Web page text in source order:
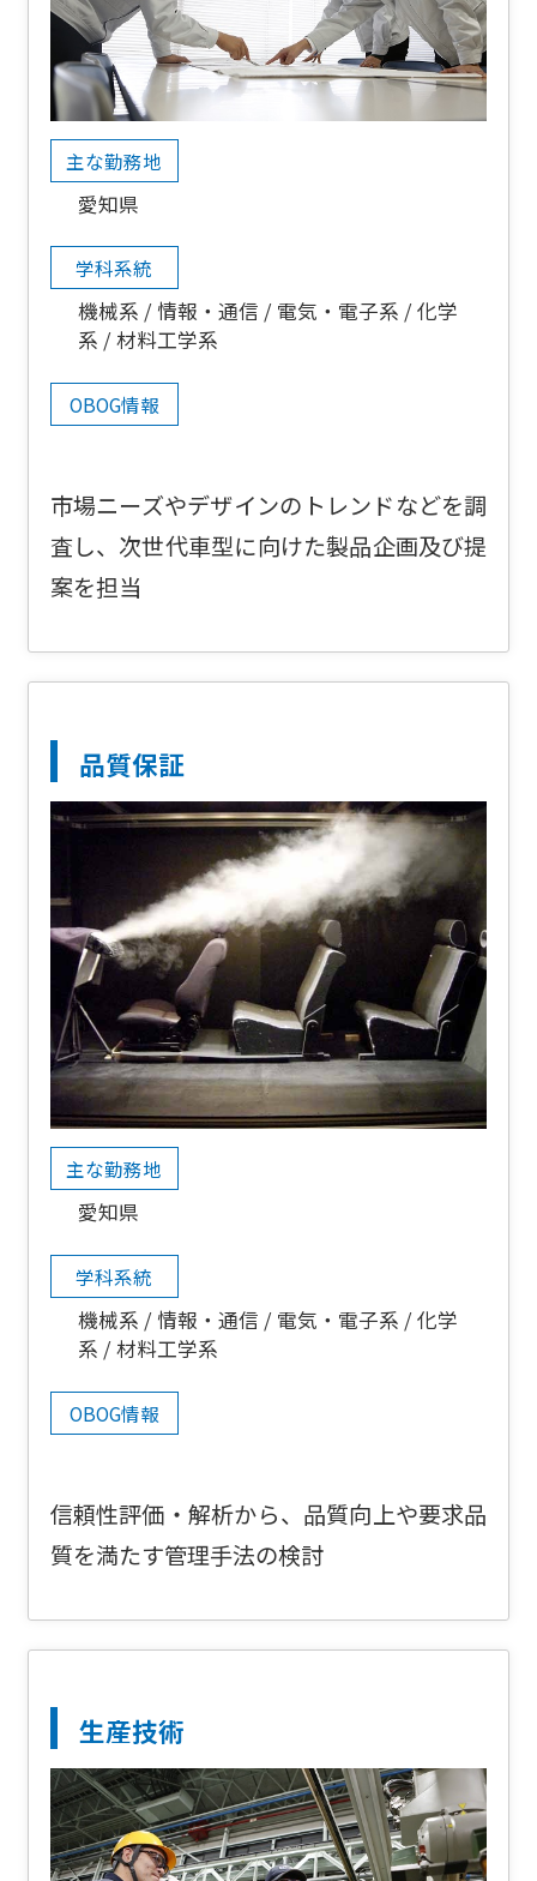
主な勤務地
愛知県
学科系統
機械系 情報・通信 電気・電子系
化学
系
材料工学系
OBOG情報
市場ニーズやデザインのトレンドなどを調
査し、次世代車型に向けた製品企画及び提
案を担当
品質保証
主な勤務地
愛知県
学科系統
機械系 情報・通信 電気・電子系
化学
系
材料工学系
OBOG情報
信頼性評価・解析から、品質向上や要求品
質を満たす管理手法の検討
生産技術